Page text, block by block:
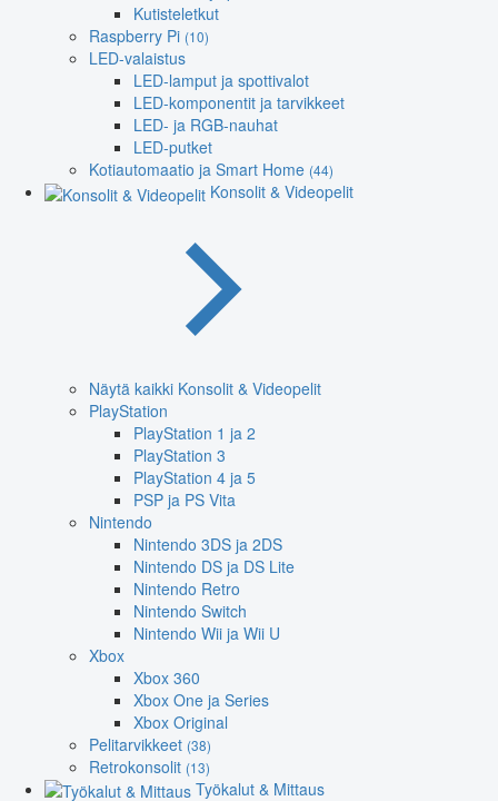
Kutisteletkut
Raspberry Pi (10)
LED-valaistus
LED-lamput ja spottivalot
LED-komponentit ja tarvikkeet
LED- ja RGB-nauhat
LED-putket
Kotiautomaatio ja Smart Home (44)
Konsolit & Videopelit
Näytä kaikki Konsolit & Videopelit
PlayStation
PlayStation 1 ja 2
PlayStation 3
PlayStation 4 ja 5
PSP ja PS Vita
Nintendo
Nintendo 3DS ja 2DS
Nintendo DS ja DS Lite
Nintendo Retro
Nintendo Switch
Nintendo Wii ja Wii U
Xbox
Xbox 360
Xbox One ja Series
Xbox Original
Pelitarvikkeet (38)
Retrokonsolit (13)
Työkalut & Mittaus